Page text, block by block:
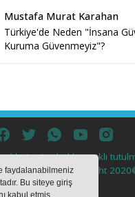
faydalanabilmeniz
Bu siteye giriş
Mustafa Murat Karahan
Türkiye'de Neden "İnsana
Kuruma Güvenmeyiz"?
tüm hakları saklı
kullanılamaz. Copyright